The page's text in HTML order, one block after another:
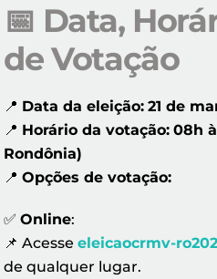
📅 Data,
de Votação
📍 Data da eleição: 21 de
📍 Horário da votação: 08h
Rondônia)
📍Opções de votação:
✅Online:
📌 Acesseeleicaocrmv-
de qualquer lugar.